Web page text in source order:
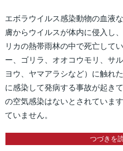
エボラウイルス感染動物の血液
膚からウイルスが体内に侵入し
リカの熱帯雨林の中で死亡して
ー、ゴリラ、オオコウモリ、サ
ヨウ、ヤマアラシなど）に触れ
に感染して発病する事故が起き
の空気感染はないとされていま
ていません。
つづきを